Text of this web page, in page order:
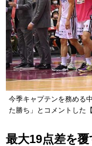
今季キャプテンを務める
た勝ち」とコメントした
最大19点差を